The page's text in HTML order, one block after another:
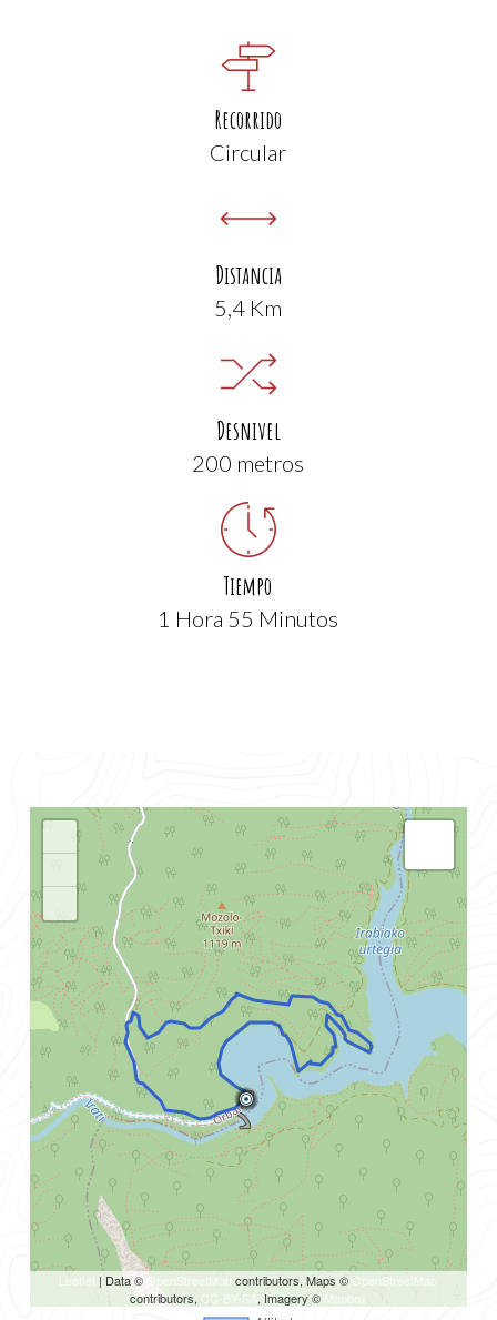
Recorrido
Circular
Distancia
5,4 Km
Desnivel
200 metros
Tiempo
1 Hora 55 Minutos
Leaflet | Data © OpenStreetMap contributors, Maps © OpenStreetMap
contributors, CC-BY-SA, Imagery © Mapbox